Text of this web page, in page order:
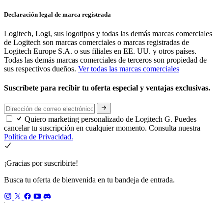
Declaración legal de marca registrada
Logitech, Logi, sus logotipos y todas las demás marcas comerciales
de Logitech son marcas comerciales o marcas registradas de
Logitech Europe S.A. o sus filiales en EE. UU. y otros países.
Todas las demás marcas comerciales de terceros son propiedad de
sus respectivos dueños. Ver todas las marcas comerciales
Suscríbete para recibir tu oferta especial y ventajas exclusivas.
Quiero marketing personalizado de Logitech G. Puedes
cancelar tu suscripción en cualquier momento. Consulta nuestra
Política de Privacidad.
¡Gracias por suscribirte!
Busca tu oferta de bienvenida en tu bandeja de entrada.